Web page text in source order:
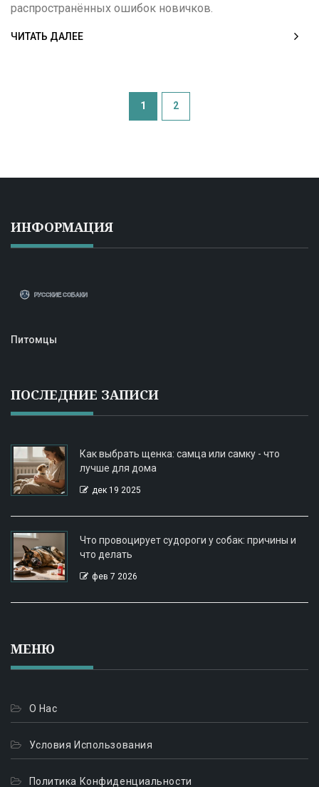
распространённых ошибок новичков.
ЧИТАТЬ ДАЛЕЕ
1 2
ИНФОРМАЦИЯ
Питомцы
ПОСЛЕДНИЕ ЗАПИСИ
Как выбрать щенка: самца или самку - что
лучше для дома
дек 19 2025
Что провоцирует судороги у собак: причины и
что делать
фев 7 2026
МЕНЮ
О Нас
Условия Использования
Политика Конфиденциальности